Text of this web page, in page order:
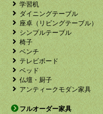
学習机
ダイニングテーブル
座卓（リビングテーブル）
シンプルテーブル
椅子
ベンチ
テレビボード
ベッド
仏壇・厨子
アンティークモダン家具
フルオーダー家具